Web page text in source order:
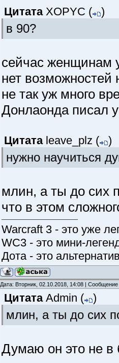
Цитата XOPYC ( )
в 90?
сейчас женщинам
нет возможностей
не так уж много
Донлаонда писал
Цитата leave_plz ( )
нужно научиться
млин, а ты до сих
что в этом
Warcraft 3 - это уже
WC3 - это мини-
Дота - это
Дата: Вторник, 02.10.2018, 14:08 |
Цитата Admin ( )
млин, а ты до сих
Думаю он это не в